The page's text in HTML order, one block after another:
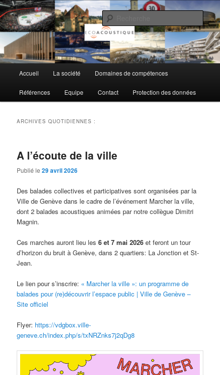
Aller
au
contenu
principal
Aller
au
contenu
secondaireEcoAcoustique SA
principal
Accueil La société Domaines de compétences
Références Equipe Contact Protection des données
ARCHIVES QUOTIDIENNES :
A l’écoute de la ville
Publié le29 avril 2026
Des balades collectives et participatives sont organisées par la
Ville de Genève dans le cadre de l’événement Marcher la ville,
dont 2 balades acoustiques animées par notre collègue Dimitri
Magnin.
Ces marches auront lieu les6 et 7 mai 2026 et feront un tour
d’horizon du bruit à Genève, dans 2 quartiers: La Jonction et St-
Jean.
Le lien pour s’inscrire: « Marcher la ville »: un programme de
balades pour (re)découvrir l’espace public | Ville de Genève –
Site officiel
Flyer: https://vdgbox.ville-
geneve.ch/index.php/s/txNRZnks7j2qDg8